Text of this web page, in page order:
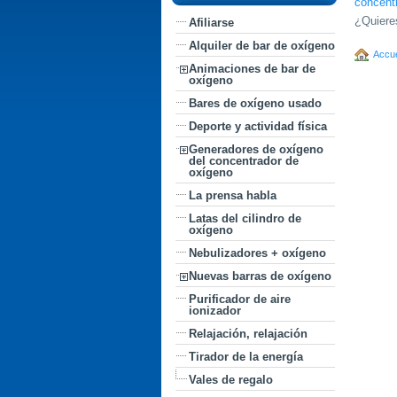
Afiliarse
Alquiler de bar de oxígeno
Animaciones de bar de
oxígeno
Bares de oxígeno usado
Deporte y actividad física
Generadores de oxígeno
del concentrador de
oxígeno
La prensa habla
Latas del cilindro de
oxígeno
Nebulizadores + oxígeno
Nuevas barras de oxígeno
Purificador de aire
ionizador
Relajación, relajación
Tirador de la energía
Vales de regalo